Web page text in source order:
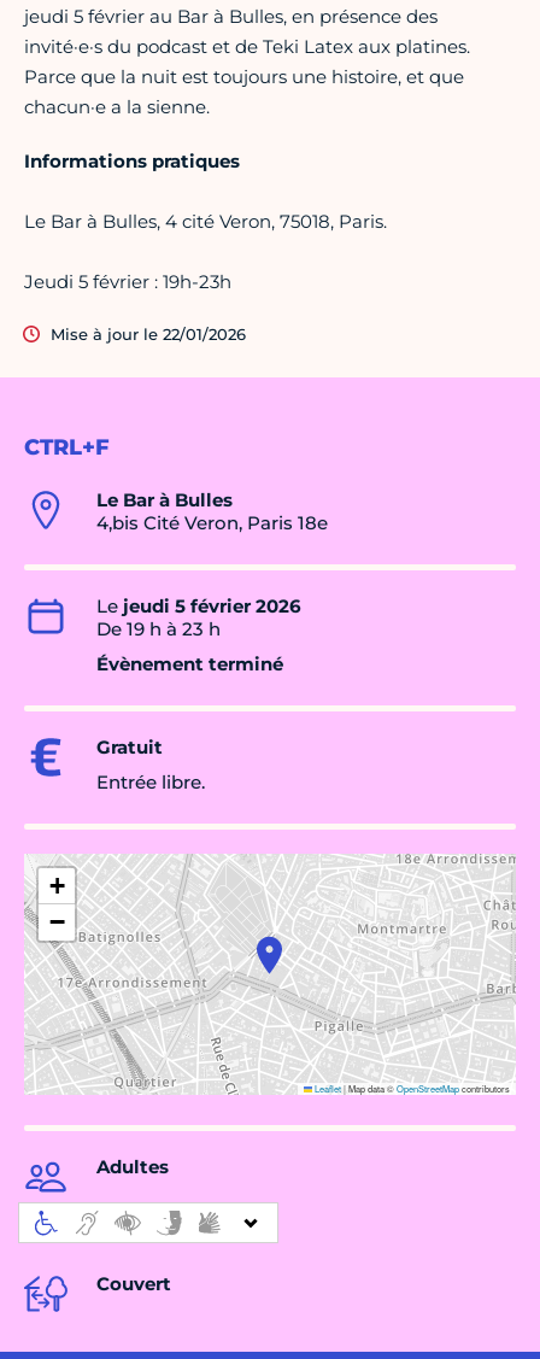
CTRL+F
Le Bar à Bulles
4,bis Cité Veron, Paris 18e
Le jeudi 5 février 2026
De 19 h à 23 h
Évènement terminé
Gratuit
Entrée libre.
+
−
Leaflet|Map data ©OpenStreetMapcontributors
Adultes
Couvert
jeudi 5 février au Bar à Bulles, en présence des
invité·e·s du podcast et de Teki Latex aux platines.
Parce que la nuit est toujours une histoire, et que
chacun·e a la sienne.
Informations pratiques
Le Bar à Bulles, 4 cité Veron, 75018, Paris.
Jeudi 5 février : 19h-23h
Mise à jour le 22/01/2026